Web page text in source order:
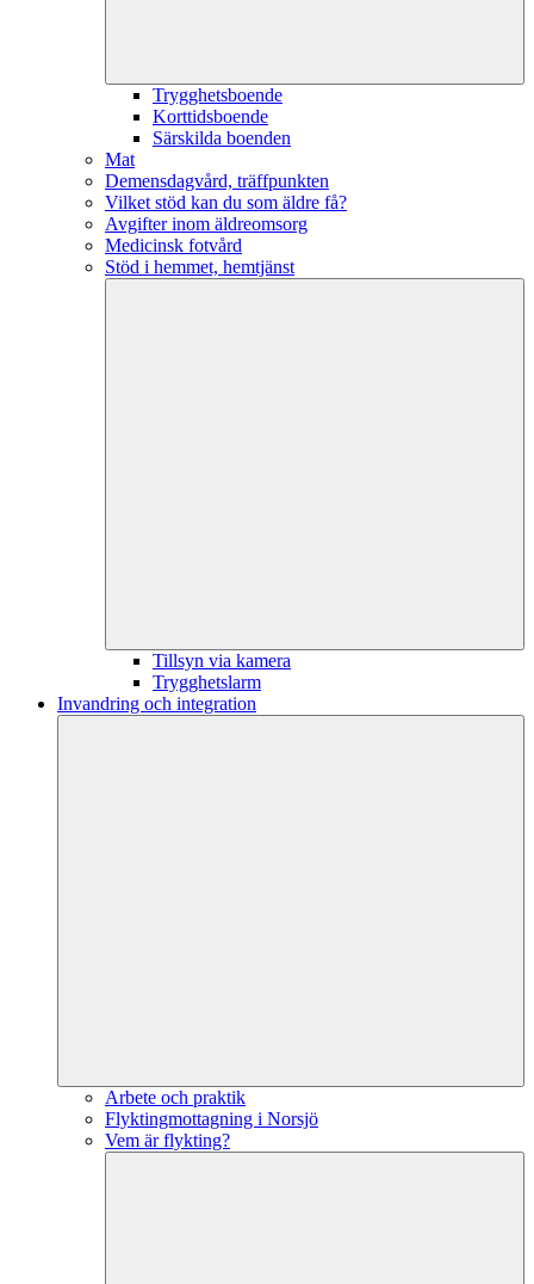
Trygghetsboende
Korttidsboende
Särskilda boenden
Mat
Demensdagvård, träffpunkten
Vilket stöd kan du som äldre få?
Avgifter inom äldreomsorg
Medicinsk fotvård
Stöd i hemmet, hemtjänst
Tillsyn via kamera
Trygghetslarm
Invandring och integration
Arbete och praktik
Flyktingmottagning i Norsjö
Vem är flykting?